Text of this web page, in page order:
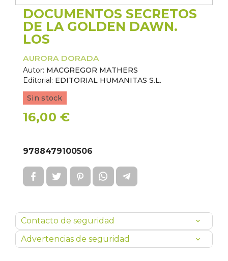
DOCUMENTOS SECRETOS
DE LA GOLDEN DAWN.
LOS
AURORA DORADA
Autor: MACGREGOR MATHERS
Editorial: EDITORIAL HUMANITAS S.L.
Sin stock
16,00 €
9788479100506
Contacto de seguridad
Advertencias de seguridad